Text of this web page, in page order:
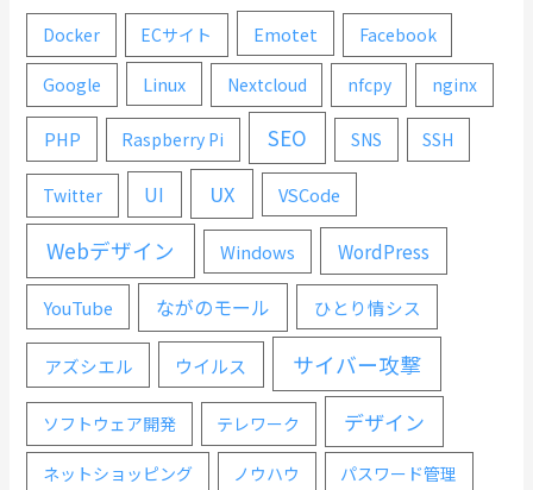
Docker ECサイト Emotet Facebook
Google Linux Nextcloud nfcpy nginx
PHP Raspberry Pi SEO SNS SSH
Twitter UI UX VSCode
Webデザイン Windows WordPress
YouTube ながのモール ひとり情シス
アズシエル ウイルス サイバー攻撃
ソフトウェア開発 テレワーク デザイン
ネットショッピング ノウハウ パスワード管理